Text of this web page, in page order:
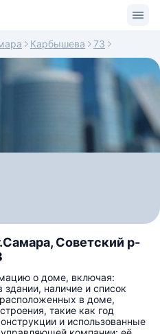
Карбышева 73
Советский р-
о доме, включая:
наличие и список
в доме,
такие как год
и использованные